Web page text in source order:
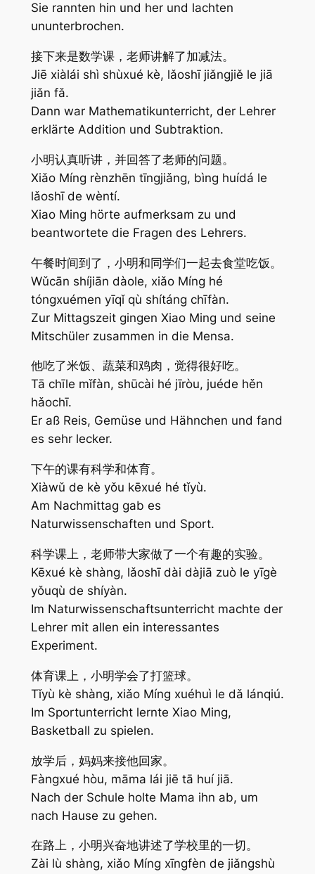
Sie rannten hin und her und lachten
ununterbrochen.
接下来是数学课，老师讲解了加减法。
Jiē xiàlái shì shùxué kè, lǎoshī jiǎngjiě le jiā
jiǎn fǎ.
Dann war Mathematikunterricht, der Lehrer
erklärte Addition und Subtraktion.
小明认真听讲，并回答了老师的问题。
Xiǎo Míng rènzhēn tīngjiǎng, bìng huídá le
lǎoshī de wèntí.
Xiao Ming hörte aufmerksam zu und
beantwortete die Fragen des Lehrers.
午餐时间到了，小明和同学们一起去食堂吃饭。
Wǔcān shíjiān dàole, xiǎo Míng hé
tóngxuémen yīqǐ qù shítáng chīfàn.
Zur Mittagszeit gingen Xiao Ming und seine
Mitschüler zusammen in die Mensa.
他吃了米饭、蔬菜和鸡肉，觉得很好吃。
Tā chīle mǐfàn, shūcài hé jīròu, juéde hěn
hǎochī.
Er aß Reis, Gemüse und Hähnchen und fand
es sehr lecker.
下午的课有科学和体育。
Xiàwǔ de kè yǒu kēxué hé tǐyù.
Am Nachmittag gab es
Naturwissenschaften und Sport.
科学课上，老师带大家做了一个有趣的实验。
Kēxué kè shàng, lǎoshī dài dàjiā zuò le yīgè
yǒuqù de shíyàn.
Im Naturwissenschaftsunterricht machte der
Lehrer mit allen ein interessantes
Experiment.
体育课上，小明学会了打篮球。
Tǐyù kè shàng, xiǎo Míng xuéhuì le dǎ lánqiú.
Im Sportunterricht lernte Xiao Ming,
Basketball zu spielen.
放学后，妈妈来接他回家。
Fàngxué hòu, māma lái jiē tā huí jiā.
Nach der Schule holte Mama ihn ab, um
nach Hause zu gehen.
在路上，小明兴奋地讲述了学校里的一切。
Zài lù shàng, xiǎo Míng xīngfèn de jiǎngshù